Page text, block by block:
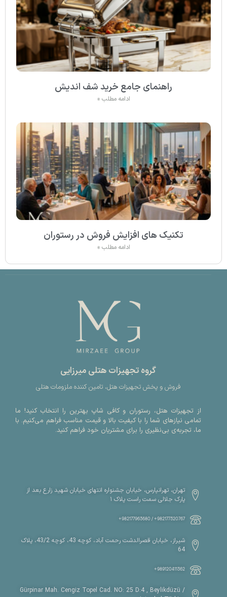
راهنمای جامع خرید شف اندیش
ادامه مطلب »
تکنیک های افزایش فروش در رستوران
ادامه مطلب »
گروه تجهیزات هتلی میرزایی
فروش و پخش تجهیزات هتل، تامین کننده ملزومات هتلی
از تجهیزات هتل، رستوران و کافی شاپ بهترین را انتخاب کنید! ما
تمامی نیازهای شما را با کیفیت بالا و قیمت مناسب فراهم می‌کنیم. با
ما، تجربه‌ی بی‌نظیری را برای مشتریان خود فراهم کنید.
تهران، تهرانپارس، خیابان جشنواره انتهای خیابان شهید زارع بعد از
پارک جلالی سمت راست پلاک ۱
982177320767+ / 982177963680+
شیراز، خیابان قصرالدشت رحمت آباد، کوچه 43، کوچه 43/2، پلاک
64
989120411362+
Gürpinar Mah. Cengiz Topel Cad. NO: 25 D:4 , Beylikdüzü /